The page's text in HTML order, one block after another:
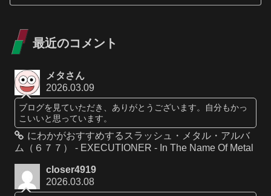
最近のコメント
メタさん
2026.03.09
ブログを見ていただき、ありがとうございます。自分もかっ
こいいと思っています。
にわかがおすすめするスラッシュ・メタル・アルバ
ム（６７７） - EXECUTIONER - In The Name Of Metal
closer4919
2026.03.08